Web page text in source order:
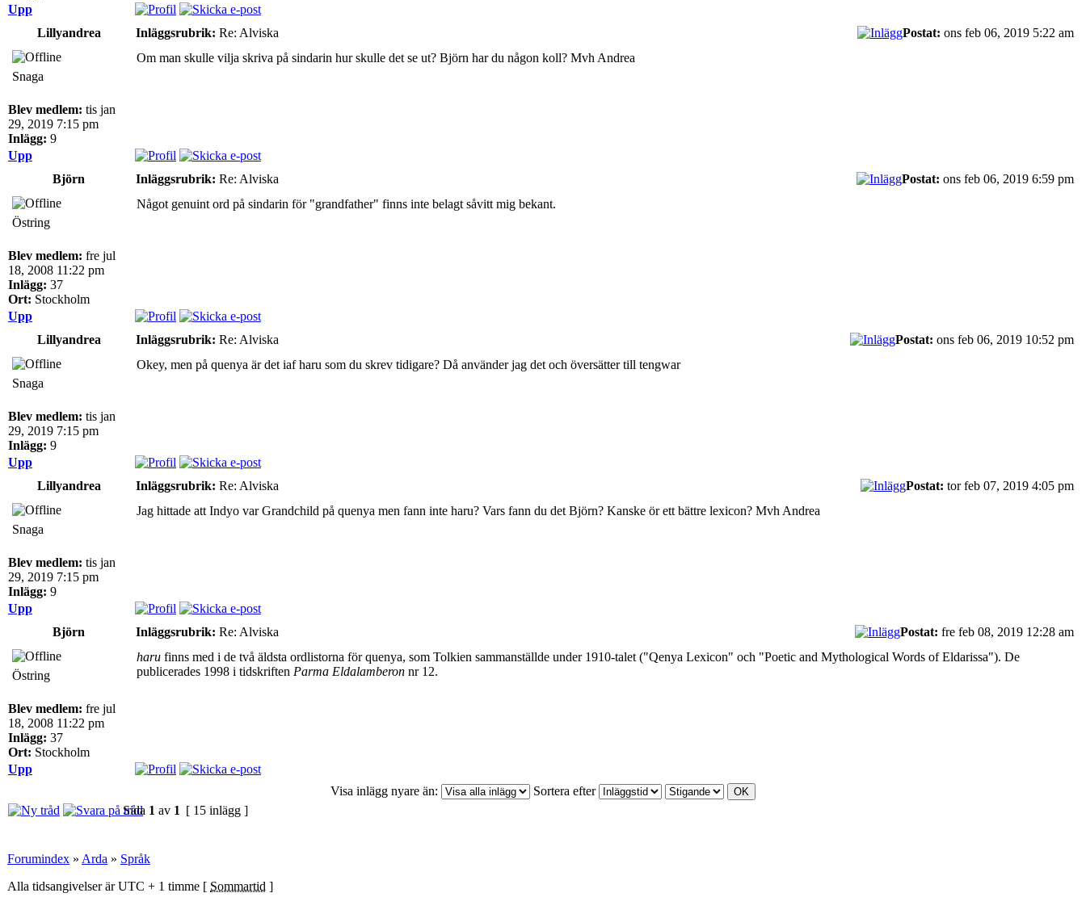
Upp
Lillyandrea
Inläggsrubrik: Re: Alviska Postat: ons feb 06, 2019 5:22 am
Snaga
Blev medlem: tis jan
29, 2019 7:15 pm
Inlägg: 9
Om man skulle vilja skriva på sindarin hur skulle det se ut? Björn har du någon koll? Mvh Andrea
Upp
Björn
Inläggsrubrik: Re: Alviska Postat: ons feb 06, 2019 6:59 pm
Östring
Blev medlem: fre jul
18, 2008 11:22 pm
Inlägg: 37
Ort: Stockholm
Något genuint ord på sindarin för "grandfather" finns inte belagt såvitt mig bekant.
Upp
Lillyandrea
Inläggsrubrik: Re: Alviska Postat: ons feb 06, 2019 10:52 pm
Snaga
Blev medlem: tis jan
29, 2019 7:15 pm
Inlägg: 9
Okey, men på quenya är det iaf haru som du skrev tidigare? Då använder jag det och översätter till tengwar
Upp
Lillyandrea
Inläggsrubrik: Re: Alviska Postat: tor feb 07, 2019 4:05 pm
Snaga
Blev medlem: tis jan
29, 2019 7:15 pm
Inlägg: 9
Jag hittade att Indyo var Grandchild på quenya men fann inte haru? Vars fann du det Björn? Kanske ör ett bättre lexicon? Mvh Andrea
Upp
Björn
Inläggsrubrik: Re: Alviska Postat: fre feb 08, 2019 12:28 am
Östring
Blev medlem: fre jul
18, 2008 11:22 pm
Inlägg: 37
Ort: Stockholm
haru finns med i de två äldsta ordlistorna för quenya, som Tolkien sammanställde under 1910-talet ("Qenya Lexicon" och "Poetic and Mythological Words of Eldarissa"). De
publicerades 1998 i tidskriften Parma Eldalamberon nr 12.
Upp
Visa inlägg nyare än:
Sortera efter
Sida 1 av 1 [ 15 inlägg ]
Forumindex » Arda » Språk
Alla tidsangivelser är UTC + 1 timme [ Sommartid ]